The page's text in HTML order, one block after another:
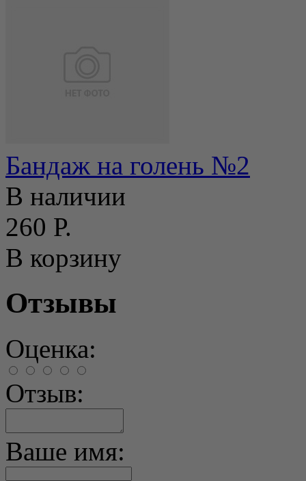
Бандаж на голень №2
В наличии
260 Р.
В корзину
Отзывы
Оценка:
Отзыв:
Ваше имя: